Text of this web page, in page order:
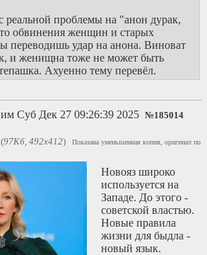
проблемы на "анон дурак,
обвинения женщин и старых
переводишь удар на анона. Виноват
и женищна тоже не может быть
Ахуенно тему перевёл.
Суб Дек 27 09:26:39 2025 №185014
(97Кб, 492x412)
Показана уменьшенная копия, оригинал по
Новояз широко
используется на
Западе. До этого -
советской властью.
Новые правила
жизни для быдла -
новый язык.